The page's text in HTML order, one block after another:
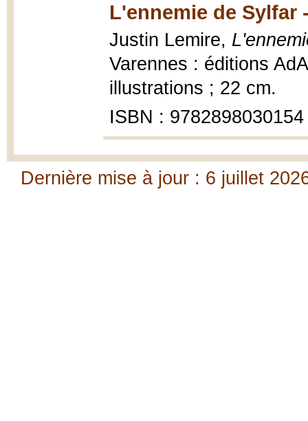
L'ennemie de Sylfar
Justin Lemire,
Varennes : éditions
illustrations ; 22 cm.
ISBN : 9782898030154
Dernière mise à jour : 6 juillet